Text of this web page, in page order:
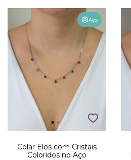
Aço
Colar Elos com Cristais
Coloridos no Aço